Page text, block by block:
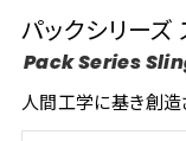
パックシリーズ
Pack Series
人間工学に基き創造